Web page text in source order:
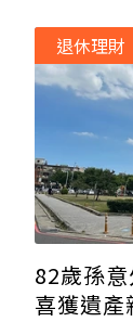
82歲孫
喜獲遺產
退休理財